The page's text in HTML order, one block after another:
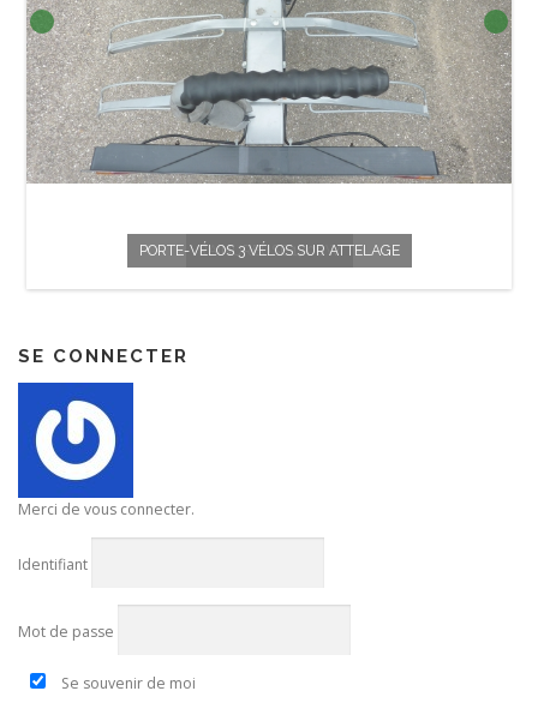
REMORQUE MOTO
RAINUREUSE 1700W
PORTE-VÉLOS 3 VÉLOS SUR ATTELAGE
MICRO SANS FIL
CAMÉRA THERMIQUE INFRAROUGE
SE CONNECTER
Merci de vous connecter.
Identifiant
Mot de passe
Se souvenir de moi